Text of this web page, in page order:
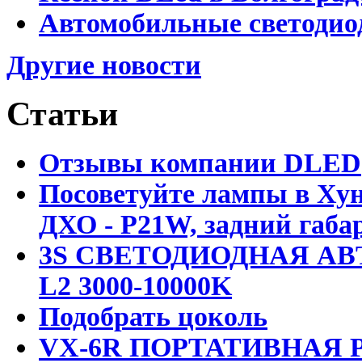
Автомобильные
Другие новости
Статьи
Отзывы компании DLED
Посоветуйте лампы в
ДХО - P21W, задний
3S СВЕТОДИОДНАЯ
L2 3000-10000K
Подобрать цоколь
VX-6R ПОРТАТИВНАЯ